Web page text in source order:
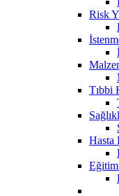
Risk
Tıbbi
Hasta